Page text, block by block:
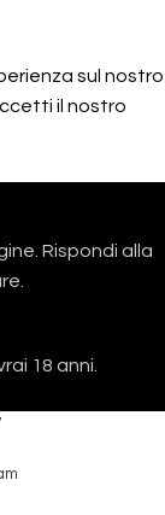
sul nostro
il ​​nostro
Rispondi alla
18 anni.